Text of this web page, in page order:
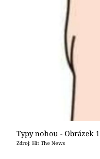
Typy nohou - Obrázek 1
Zdroj: Hit The News